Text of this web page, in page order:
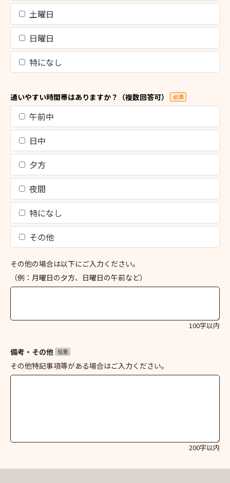
土曜日
日曜日
特になし
通いやすい時間帯はありますか？（複数回答可） 必須
午前中
日中
夕方
夜間
特になし
その他
その他の場合は以下にご入力ください。
（例：月曜日の夕方、日曜日の午前など）
100字以内
備考・その他 任意
その他特記事項等がある場合はご入力ください。
200字以内